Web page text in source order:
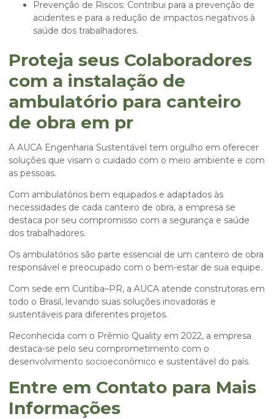
Prevenção de Riscos: Contribui para a prevenção de
acidentes e para a redução de impactos negativos à
saúde dos trabalhadores.
Proteja seus Colaboradores
com a instalação de
ambulatório para canteiro
de obra em pr
A AUCA Engenharia Sustentável tem orgulho em oferecer
soluções que visam o cuidado com o meio ambiente e com
as pessoas.
Com ambulatórios bem equipados e adaptados às
necessidades de cada canteiro de obra, a empresa se
destaca por seu compromisso com a segurança e saúde
dos trabalhadores.
Os ambulatórios são parte essencial de um canteiro de obra
responsável e preocupado com o bem-estar de sua equipe.
Com sede em Curitiba–PR, a AUCA atende construtoras em
todo o Brasil, levando suas soluções inovadoras e
sustentáveis para diferentes projetos.
Reconhecida com o Prêmio Quality em 2022, a empresa
destaca-se pelo seu comprometimento com o
desenvolvimento socioeconômico e sustentável do país.
Entre em Contato para Mais
Informações